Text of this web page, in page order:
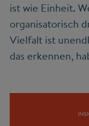
ist wie Einheit.
organisatorisch
Vielfalt ist
das erkennen,